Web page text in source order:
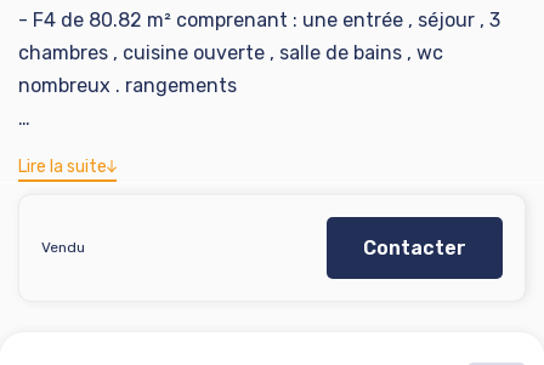
- F4 de 80.82 m² comprenant : une entrée , séjour , 3
chambres , cuisine ouverte , salle de bains , wc
nombreux . rangements
Charges annuelles 4200 euros
-Taxes foncières: 1650 euros
-Idéal pour faire un investissement locatif - colocation
Lire la suite
Vendu Contacter